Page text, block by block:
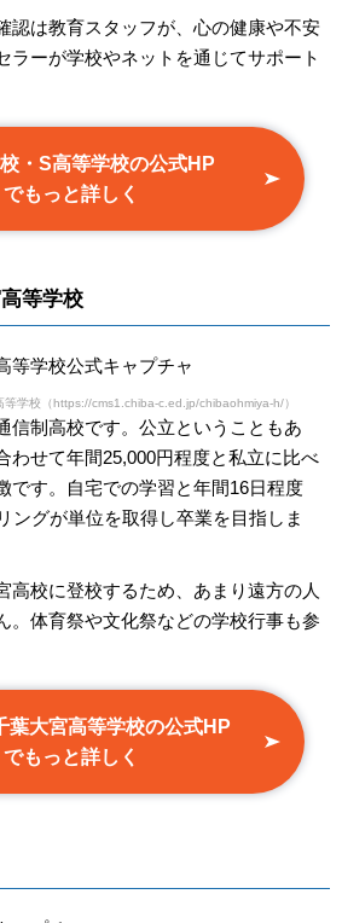
認は教育スタッフが、心の健康や不安
ラーが学校やネットを通じてサポート
・S高等学校の公式HP
でもっと詳しく
等学校
等学校（https://cms1.chiba-c.ed.jp/chibaohmiya-h/）
信制高校です。公立ということもあ
わせて年間25,000円程度と私立に比べ
です。自宅での学習と年間16日程度
ングが単位を取得し卒業を目指しま
高校に登校するため、あまり遠方の人
。体育祭や文化祭などの学校行事も参
葉大宮高等学校の公式HP
でもっと詳しく